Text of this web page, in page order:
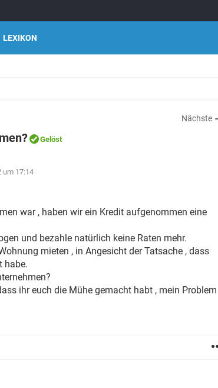
LEXIKON
Nächste
Gelöst
um 17:14
war , haben wir ein Kredit aufgenommen eine
und bezahle natürlich keine Raten mehr.
mieten , in Angesicht der Tatsache , dass
habe.
ihr euch die Mühe gemacht habt , mein Problem